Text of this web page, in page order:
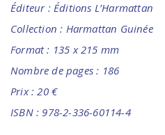
Éditeur :Éditions L’Harmattan
Collection : Harmattan Guinée
Format : 135 x 215 mm
Nombre de pages : 186
Prix : 20 €
ISBN : 978-2-336-60114-4